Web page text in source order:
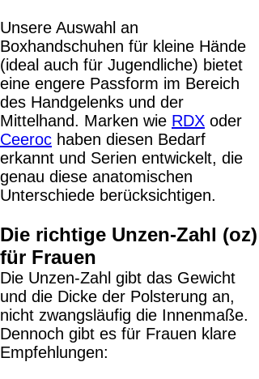
Unsere Auswahl an
Boxhandschuhen für kleine Hände
(ideal auch für Jugendliche) bietet
eine engere Passform im Bereich
des Handgelenks und der
Mittelhand. Marken wie RDX oder
Ceeroc haben diesen Bedarf
erkannt und Serien entwickelt, die
genau diese anatomischen
Unterschiede berücksichtigen.
Die richtige Unzen-Zahl (oz)
für Frauen
Die Unzen-Zahl gibt das Gewicht
und die Dicke der Polsterung an,
nicht zwangsläufig die Innenmaße.
Dennoch gibt es für Frauen klare
Empfehlungen: